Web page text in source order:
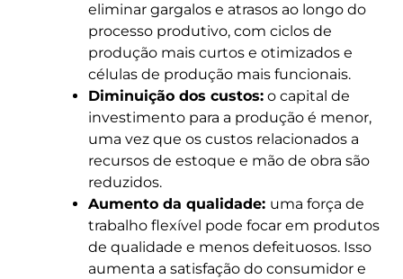
eliminar gargalos e atrasos ao longo do
processo produtivo, com ciclos de
produção mais curtos e otimizados e
células de produção mais funcionais.
Diminuição dos custos: o capital de
investimento para a produção é menor,
uma vez que os custos relacionados a
recursos de estoque e mão de obra são
reduzidos.
Aumento da qualidade: uma força de
trabalho flexível pode focar em produtos
de qualidade e menos defeituosos. Isso
aumenta a satisfação do consumidor e